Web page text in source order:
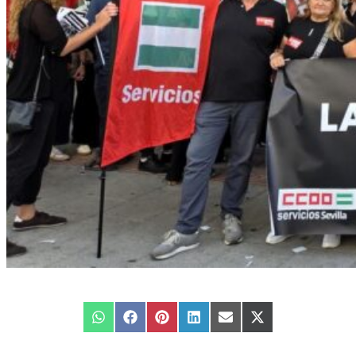
Compartir
en
WhatsAppCompartir
en
FacebookCompartir
en
PinterestCompartir
en
LinkedInCompartir
en
EmailCompartir
en
X
(Twitter)